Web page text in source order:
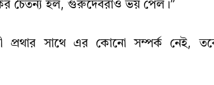
চৈতন্য হল, গুরুদেবরাও ভয় পেল।”
প্রথার সাথে এর কোনো সম্পর্ক নেই,